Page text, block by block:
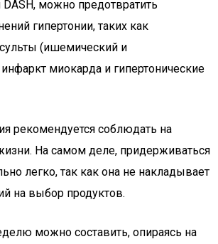
можно предотвратить
гипертонии, таких как
(ишемический и
миокарда и гипертонические
рекомендуется соблюдать на
На самом деле, придерживаться
легко, так как она не накладывает
на выбор продуктов.
можно составить, опираясь на